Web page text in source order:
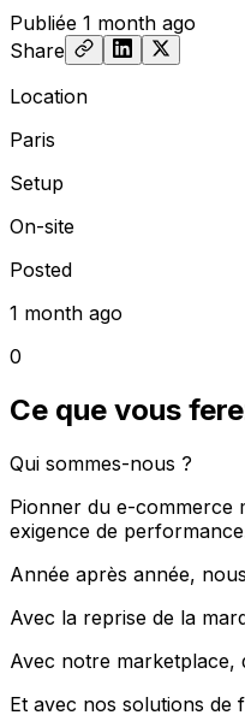
Publiée 1 month ago
Share
Location
Paris
Setup
On-site
Posted
1 month ago
0
Ce que vous
Qui sommes-nous ?
Pionner du e-commerce
exigence de
Année après année,
Avec la reprise de la
Avec notre marketplace,
Et avec nos solutions de